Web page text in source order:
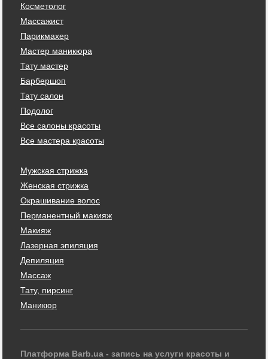
Косметолог
Массажист
Парикмахер
Мастер маникюра
Тату мастер
Барбершоп
Тату салон
Подолог
Все салоны красоты
Все мастера красоты
Мужская стрижка
Женская стрижка
Окрашивание волос
Перманентный макияж
Макияж
Лазерная эпиляция
Депиляция
Массаж
Тату, пирсинг
Маникюр
Платформа Barb.ua - запись на услуги красоты и